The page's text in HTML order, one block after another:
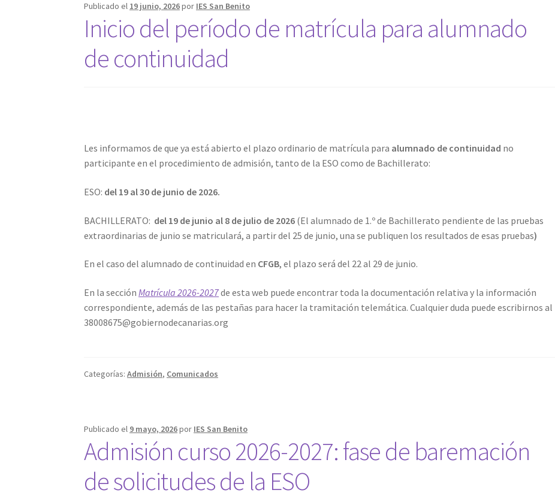
Publicado el 19 junio, 2026por IES San Benito
Inicio del período de matrícula para alumnado
de continuidad
Les informamos de que ya está abierto el plazo ordinario de matrícula para alumnado de continuidad no
participante en el procedimiento de admisión, tanto de la ESO como de Bachillerato:
ESO: del 19 al 30 de junio de 2026.
BACHILLERATO: del 19 de junio al 8 de julio de 2026 (El alumnado de 1.º de Bachillerato pendiente de las pruebas
extraordinarias de junio se matriculará, a partir del 25 de junio, una se publiquen los resultados de esas pruebas)
En el caso del alumnado de continuidad en CFGB, el plazo será del 22 al 29 de junio.
En la secciónMatrícula 2026-2027de esta web puede encontrar toda la documentación relativa y la información
correspondiente, además de las pestañas para hacer la tramitación telemática. Cualquier duda puede escribirnos al
38008675@gobiernodecanarias.org
Categorías:Admisión, Comunicados
Publicado el 9 mayo, 2026por IES San Benito
Admisión curso 2026-2027: fase de baremación
de solicitudes de la ESO